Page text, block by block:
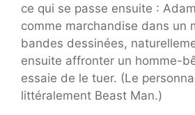
ce qui se passe ensuite :
comme marchandise dans un
bandes dessinées,
ensuite affronter un homme-
essaie de le tuer. (Le
littéralement Beast Man.)